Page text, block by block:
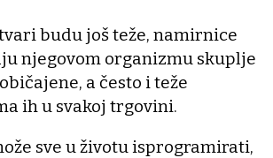
budu još teže, namirnice
njegovom organizmu skuplje
a često i teže
ih u svakoj trgovini.
sve u životu isprogramirati,